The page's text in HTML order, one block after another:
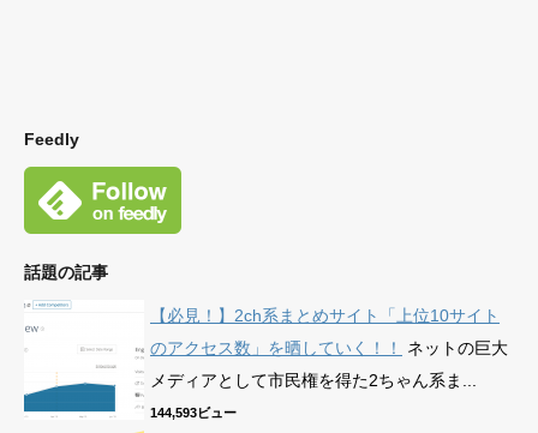
Feedly
話題の記事
【必見！】2ch系まとめサイト「上位10サイト
のアクセス数」を晒していく！！
ネットの巨大
メディアとして市民権を得た2ちゃん系ま...
144,593ビュー